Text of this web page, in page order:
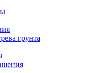
грунта